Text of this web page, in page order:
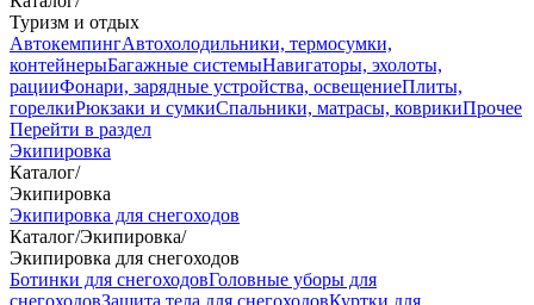
Туризм и отдых
АвтокемпингАвтохолодильники, термосумки,
контейнерыБагажные системыНавигаторы, эхолоты,
рацииФонари, зарядные устройства, освещениеПлиты,
горелкиРюкзаки и сумкиСпальники, матрасы, коврикиПрочее
Перейти в раздел
Экипировка
Каталог/
Экипировка
Экипировка для снегоходов
Каталог/Экипировка/
Экипировка для снегоходов
Ботинки для снегоходовГоловные уборы для
снегоходовЗащита тела для снегоходовКуртки для